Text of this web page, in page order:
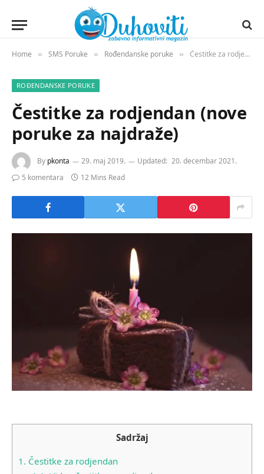
Home » SMS Poruke » Rođendanske poruke » Čestitke za rodjendan (nove poruke za najdraže)
ROĐENDANSKE PORUKE
Čestitke za rodjendan (nove
poruke za najdraže)
By pkonta 29. maj 2019. Updated: 20. decembar 2021.
5 komentara
12 Mins Read
Sadržaj
1. Čestitke za rodjendan